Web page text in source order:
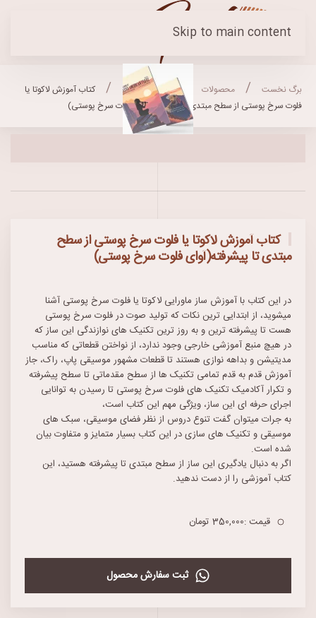
Skip to main content
برگ نخست محصولات کتابهای آموزشی
کتاب آموزش لاکوتا یا
فلوت سرخ پوستی از سطح مبتدی تا پیشرفته(آوای فلوت سرخ پوستی)
کتاب آموزش لاکوتا یا فلوت سرخ پوستی از سطح
مبتدی تا پیشرفته(آوای فلوت سرخ پوستی)
در این کتاب با آموزش ساز ماورایی لاکوتا یا فلوت سرخ پوستی آشنا
میشوید، از ابتدایی ترین نکات که تولید صوت در فلوت سرخ پوستی
هست تا پیشرفته ترین و به روز ترین تکنیک های نوازندگی این ساز که
در هیچ منبع آموزشی خارجی وجود ندارد، از نواختن قطعاتی که مناسب
مدیتیشن و بداهه نوازی هستند تا قطعات مشهور موسیقی پاپ، راک، جاز
آموزش قدم به قدم تمامی تکنیک ها از سطح مقدماتی تا سطح پیشرفته
و تکرار آکادمیک تکنیک های فلوت سرخ پوستی تا رسیدن به توانایی
اجرای حرفه ای این ساز، ویژگی مهم این کتاب است،
به جرات میتوان گفت تنوع دروس از نظر فضای موسیقی، سبک های
موسیقی و تکنیک های سازی در این کتاب بسیار متمایز و متفاوت بیان
شده است.
اگر به دنبال یادگیری این ساز از سطح مبتدی تا پیشرفته هستید، این
کتاب آموزشی را از دست ندهید.
قیمت :350,000 تومان
ثبت سفارش محصول